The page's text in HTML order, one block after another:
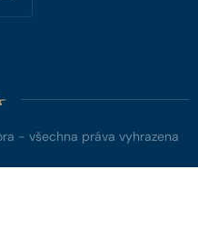
- všechna práva vyhrazena